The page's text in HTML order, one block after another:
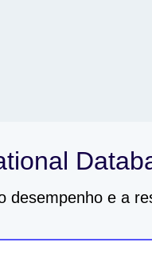
desempenho e a